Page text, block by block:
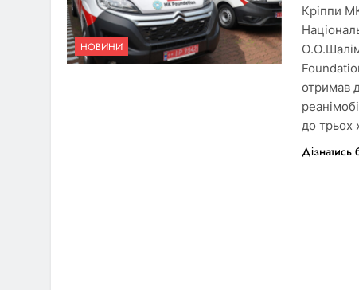
НОВИНИ
Кріппи
отримав
до трьох
Дізнатись